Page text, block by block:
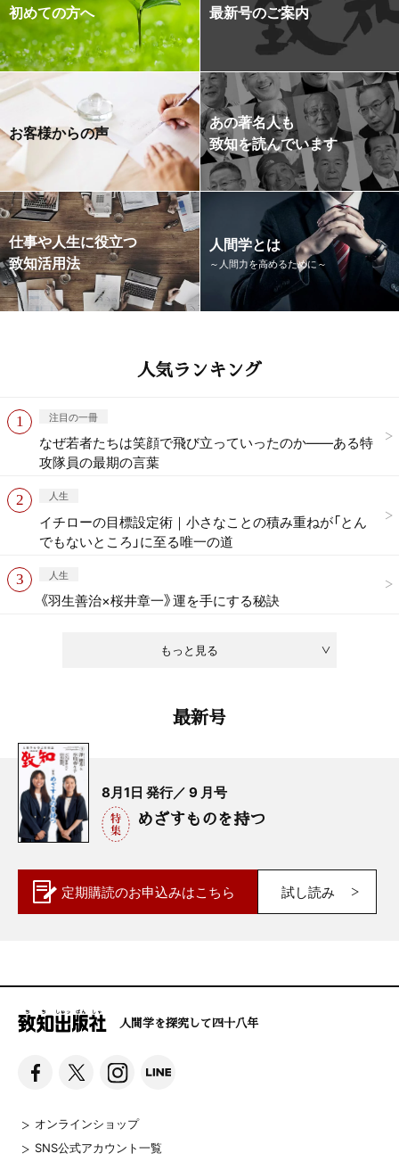
初めての方へ 最新号のご案内
お客様からの声
あの著名人も
致知を読んでいます
仕事や人生に役立つ
致知活用法
人間学とは
～人間力を高めるために～
人気ランキング
もっと見る
注目の一冊
なぜ若者たちは笑顔で飛び立っていったのか——ある特
攻隊員の最期の言葉
人生
イチローの目標設定術｜小さなことの積み重ねが「とん
でもないところ」に至る唯一の道
人生
《羽生善治×桜井章一》運を手にする秘訣
最新号
8月1日 発行／ 9 月号
めざすものを持つ
定期購読のお申込みはこちら 試し読み
人間学を探究して四十八年
オンラインショップ
SNS公式アカウント一覧